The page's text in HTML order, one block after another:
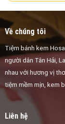
Về chúng tôi
Tiệm bánh kem
người dân Tân Hải,
nhau với hương vị
tiệm mềm mịn, kem
Liên hệ